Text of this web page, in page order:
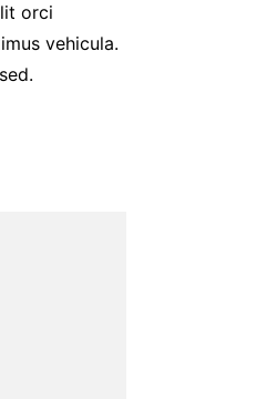
orci
vehicula.